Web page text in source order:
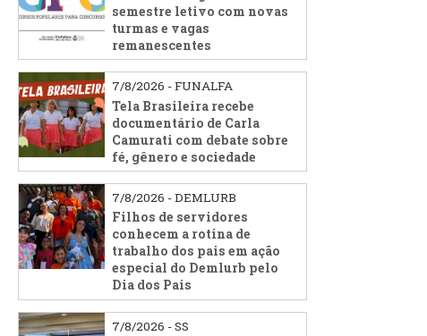
semestre letivo com novas
turmas e vagas
remanescentes
7/8/2026 - FUNALFA
Tela Brasileira recebe
documentário de Carla
Camurati com debate sobre
fé, gênero e sociedade
7/8/2026 - DEMLURB
Filhos de servidores
conhecem a rotina de
trabalho dos pais em ação
especial do Demlurb pelo
Dia dos Pais
7/8/2026 - SS